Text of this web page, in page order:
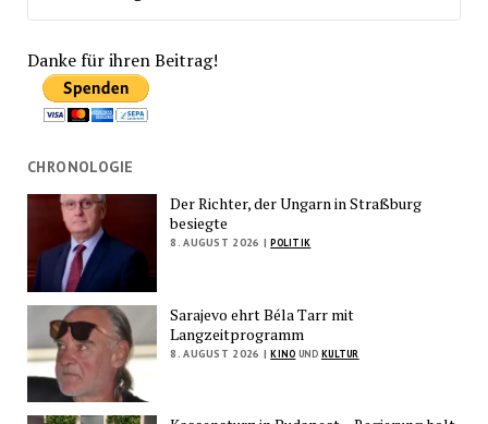
Danke für ihren Beitrag!
CHRONOLOGIE
Der Richter, der Ungarn in Straßburg
besiegte
8. AUGUST 2026 | POLITIK
Sarajevo ehrt Béla Tarr mit
Langzeitprogramm
8. AUGUST 2026 | KINO UND KULTUR